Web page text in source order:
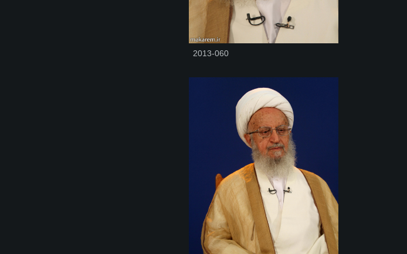
2013-060